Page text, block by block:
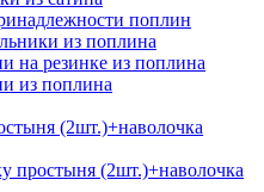
поплин
из поплина
на резинке из поплина
из поплина
(2шт.)+наволочка
простыня (2шт.)+наволочка